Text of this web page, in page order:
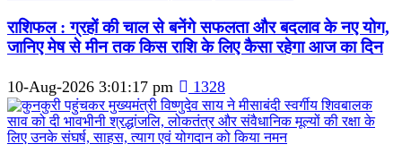
राशिफल : ग्रहों की चाल से बनेंगे सफलता और बदलाव के नए योग,
जानिए मेष से मीन तक किस राशि के लिए कैसा रहेगा आज का दिन
10-Aug-2026 3:01:17 pm 1328